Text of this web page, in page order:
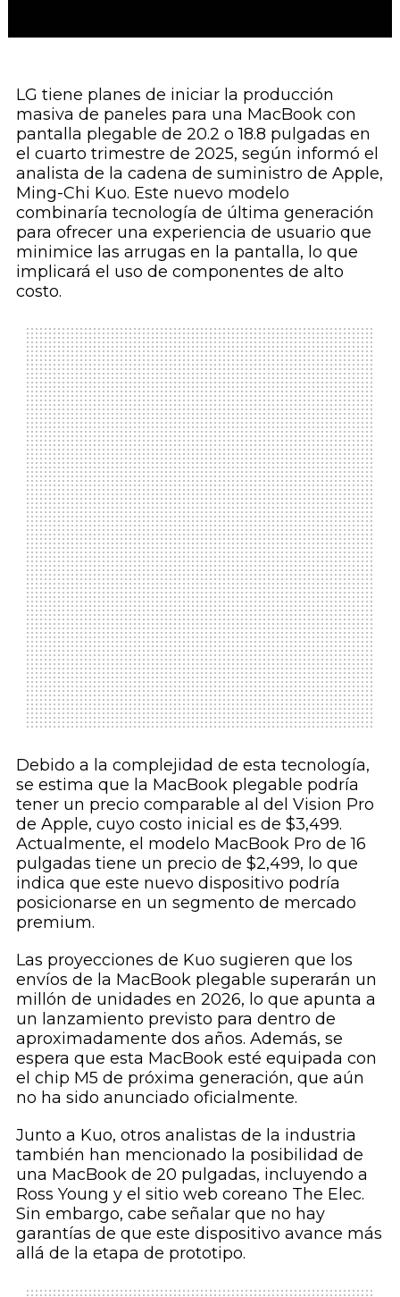
LG tiene planes de iniciar la producción
masiva de paneles para una MacBook con
pantalla plegable de 20.2 o 18.8 pulgadas en
el cuarto trimestre de 2025, según informó el
analista de la cadena de suministro de Apple,
Ming-Chi Kuo. Este nuevo modelo
combinaría tecnología de última generación
para ofrecer una experiencia de usuario que
minimice las arrugas en la pantalla, lo que
implicará el uso de componentes de alto
costo.
Debido a la complejidad de esta tecnología,
se estima que la MacBook plegable podría
tener un precio comparable al del Vision Pro
de Apple, cuyo costo inicial es de $3,499.
Actualmente, el modelo MacBook Pro de 16
pulgadas tiene un precio de $2,499, lo que
indica que este nuevo dispositivo podría
posicionarse en un segmento de mercado
premium.
Las proyecciones de Kuo sugieren que los
envíos de la MacBook plegable superarán un
millón de unidades en 2026, lo que apunta a
un lanzamiento previsto para dentro de
aproximadamente dos años. Además, se
espera que esta MacBook esté equipada con
el chip M5 de próxima generación, que aún
no ha sido anunciado oficialmente.
Junto a Kuo, otros analistas de la industria
también han mencionado la posibilidad de
una MacBook de 20 pulgadas, incluyendo a
Ross Young y el sitio web coreano The Elec.
Sin embargo, cabe señalar que no hay
garantías de que este dispositivo avance más
allá de la etapa de prototipo.